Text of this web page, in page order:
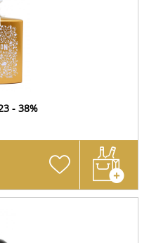
- 38%